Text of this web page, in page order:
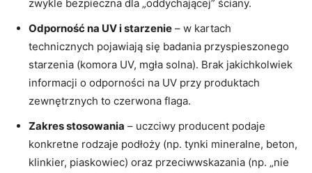
zwykle bezpieczna dla „oddychającej” ściany.
Odporność na UV i starzenie – w kartach
technicznych pojawiają się badania przyspieszonego
starzenia (komora UV, mgła solna). Brak jakichkolwiek
informacji o odporności na UV przy produktach
zewnętrznych to czerwona flaga.
Zakres stosowania – uczciwy producent podaje
konkretne rodzaje podłoży (np. tynki mineralne, beton,
klinkier, piaskowiec) oraz przeciwwskazania (np. „nie